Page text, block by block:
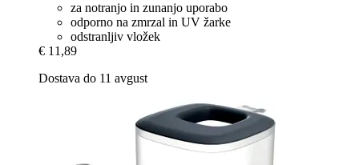
za notranjo in zunanjo uporabo
odporno na zmrzal in UV žarke
odstranljiv vložek
€ 11,89
Dostava do 11 avgust